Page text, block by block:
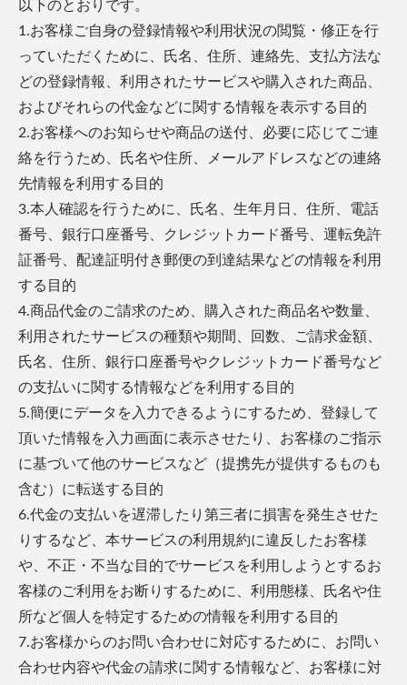
以下のとおりです。
1.お客様ご自身の登録情報や利用状況の閲覧・修正を行
っていただくために、氏名、住所、連絡先、支払方法な
どの登録情報、利用されたサービスや購入された商品、
およびそれらの代金などに関する情報を表示する目的
2.お客様へのお知らせや商品の送付、必要に応じてご連
絡を行うため、氏名や住所、メールアドレスなどの連絡
先情報を利用する目的
3.本人確認を行うために、氏名、生年月日、住所、電話
番号、銀行口座番号、クレジットカード番号、運転免許
証番号、配達証明付き郵便の到達結果などの情報を利用
する目的
4.商品代金のご請求のため、購入された商品名や数量、
利用されたサービスの種類や期間、回数、ご請求金額、
氏名、住所、銀行口座番号やクレジットカード番号など
の支払いに関する情報などを利用する目的
5.簡便にデータを入力できるようにするため、登録して
頂いた情報を入力画面に表示させたり、お客様のご指示
に基づいて他のサービスなど（提携先が提供するものも
含む）に転送する目的
6.代金の支払いを遅滞したり第三者に損害を発生させた
りするなど、本サービスの利用規約に違反したお客様
や、不正・不当な目的でサービスを利用しようとするお
客様のご利用をお断りするために、利用態様、氏名や住
所など個人を特定するための情報を利用する目的
7.お客様からのお問い合わせに対応するために、お問い
合わせ内容や代金の請求に関する情報など、お客様に対